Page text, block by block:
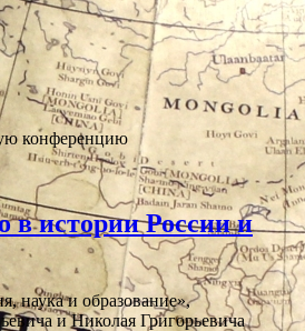
конференцию
в истории России и
наука и образование»,
и Николая Григорьевича